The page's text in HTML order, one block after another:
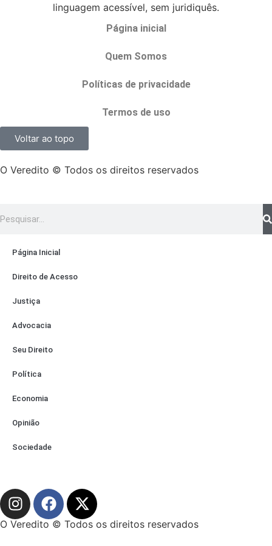
linguagem acessível, sem juridiquês.
Página inicial
Quem Somos
Políticas de privacidade
Termos de uso
Voltar ao topo
O Veredito © Todos os direitos reservados
Página Inicial
Direito de Acesso
Justiça
Advocacia
Seu Direito
Política
Economia
Opinião
Sociedade
O Veredito © Todos os direitos reservados